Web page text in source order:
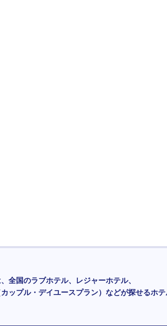
全国のラブホテル、レジャーホテル、
ップル・デイユースプラン）などが探せるホテ